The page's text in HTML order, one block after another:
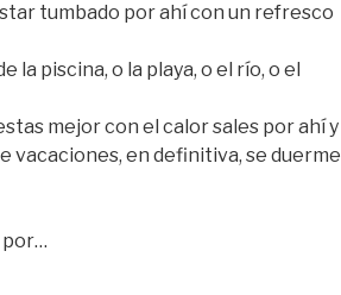
tumbado por ahí con un refresco
la piscina, o la playa, o el río, o el
mejor con el calor sales por ahí y
vacaciones, en definitiva, se duerme
por…